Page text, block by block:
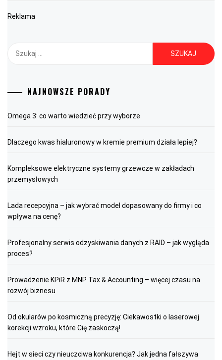
Reklama
NAJNOWSZE PORADY
Omega 3: co warto wiedzieć przy wyborze
Dlaczego kwas hialuronowy w kremie premium działa lepiej?
Kompleksowe elektryczne systemy grzewcze w zakładach
przemysłowych
Lada recepcyjna – jak wybrać model dopasowany do firmy i co
wpływa na cenę?
Profesjonalny serwis odzyskiwania danych z RAID – jak wygląda
proces?
Prowadzenie KPiR z MNP Tax & Accounting – więcej czasu na
rozwój biznesu
Od okularów po kosmiczną precyzję: Ciekawostki o laserowej
korekcji wzroku, które Cię zaskoczą!
Hejt w sieci czy nieuczciwa konkurencja? Jak jedna fałszywa